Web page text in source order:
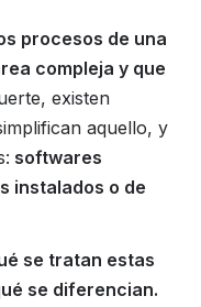
procesos de una
compleja y que
existen
aquello, y
softwares
instalados o de
se tratan estas
se diferencian.